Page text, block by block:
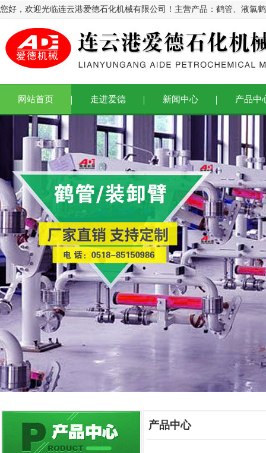
您好，欢迎光临连云港爱德石化机械有限公司！主营产品： 鹤管、 液氯
网站首页 走进爱德 新闻中心 产品中
产品中心